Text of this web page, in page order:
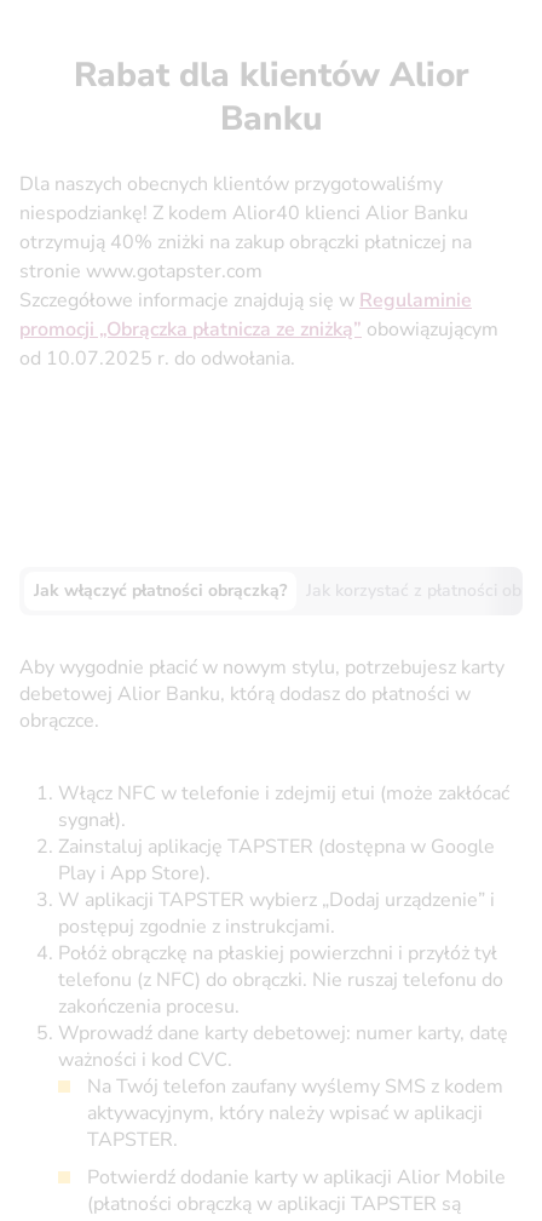
Rabat dla klientów Alior
Banku
Dla naszych obecnych klientów przygotowaliśmy
niespodziankę! Z kodem Alior40 klienci Alior Banku
otrzymują 40% zniżki na zakup obrączki płatniczej na
stronie www.gotapster.com
Szczegółowe informacje znajdują się w Regulaminie
promocji „Obrączka płatnicza ze zniżką” obowiązującym
od 10.07.2025 r. do odwołania.
Jak włączyć płatności obrączką? Jak korzystać z płatności
Aby wygodnie płacić w nowym stylu, potrzebujesz karty
debetowej Alior Banku, którą dodasz do płatności w
obrączce.
Włącz NFC w telefonie i zdejmij etui (może zakłócać
sygnał).
Zainstaluj aplikację TAPSTER (dostępna w Google
Play i App Store).
W aplikacji TAPSTER wybierz „Dodaj urządzenie” i
postępuj zgodnie z instrukcjami.
Połóż obrączkę na płaskiej powierzchni i przyłóż tył
telefonu (z NFC) do obrączki. Nie ruszaj telefonu do
zakończenia procesu.
Wprowadź dane karty debetowej: numer karty, datę
ważności i kod CVC.
Na Twój telefon zaufany wyślemy SMS z kodem
aktywacyjnym, który należy wpisać w aplikacji
TAPSTER.
Potwierdź dodanie karty w aplikacji Alior Mobile
(płatności obrączką w aplikacji TAPSTER są